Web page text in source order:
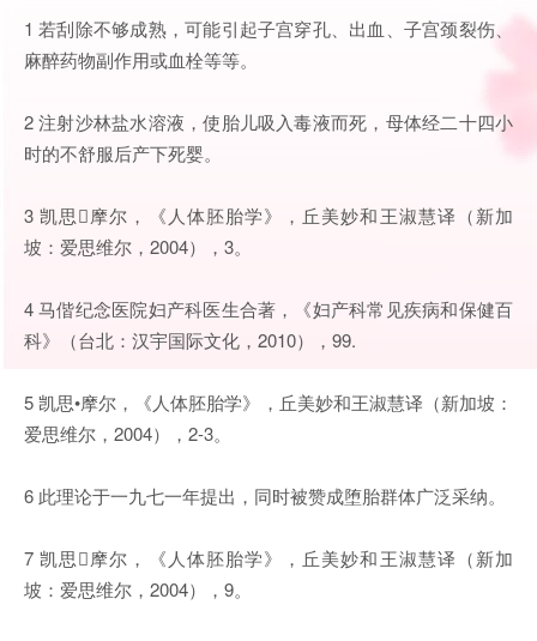
1 若刮除不够成熟，可能引起子宫穿孔、出血、子宫颈裂伤、
麻醉药物副作用或血栓等等。
2 注射沙林盐水溶液，使胎儿吸入毒液而死，母体经二十四小
时的不舒服后产下死婴。
3 凯思摩尔，《人体胚胎学》，丘美妙和王淑慧译（新加
坡：爱思维尔，2004），3。
4 马偕纪念医院妇产科医生合著，《妇产科常见疾病和保健百
科》（台北：汉宇国际文化，2010），99.
5 凯思•摩尔，《人体胚胎学》，丘美妙和王淑慧译（新加坡：
爱思维尔，2004），2-3。
6 此理论于一九七一年提出，同时被赞成堕胎群体广泛采纳。
7 凯思摩尔，《人体胚胎学》，丘美妙和王淑慧译（新加
坡：爱思维尔，2004），9。